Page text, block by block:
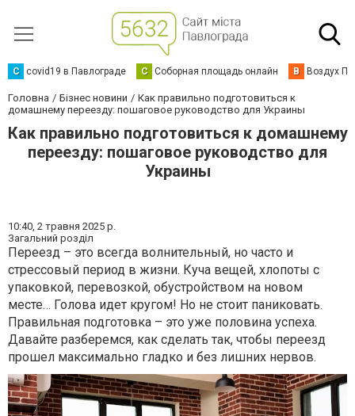
C covid19 в Павлограде С Соборная площадь онлайн В Воздух
Головна Бізнес новини
Как правильно подготовиться к
домашнему переезду: пошаговое руководство для Украины
Как правильно подготовиться к домашнему
переезду: пошаговое руководство для
Украины
10:40, 2 травня 2025 р.
Загальний розділ
Переезд – это всегда волнительный, но часто и
стрессовый период в жизни. Куча вещей, хлопоты с
упаковкой, перевозкой, обустройством на новом
месте… Голова идет кругом! Но не стоит паниковать.
Правильная подготовка – это уже половина успеха.
Давайте разберемся, как сделать так, чтобы переезд
прошел максимально гладко и без лишних нервов.